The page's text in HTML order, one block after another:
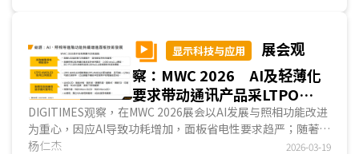
如预期，使大尺吋彩色电子纸元年需延至2026年，基于能源
供需长短期因素皆倾向失调，节能性佳的电子纸可望加速取代
數字看板用TFT LCD及LED，并带动元太营收获利持续成
长。...
显示科技与应用
展会观
察：MWC 2026 AI及轻薄化
要求带动通讯产品采LTPO
AMOLED比重增加
DIGITIMES观察，在MWC 2026展会以AI发展与照相功能改进
为重心，因应AI导致功耗增加，面板省电性要求趋严；随著照
相功能改善，DCI-P3 100%的色彩饱和度成为高端智能手機
杨仁杰 2026-03-19